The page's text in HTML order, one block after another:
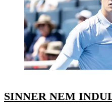
SINNER NEM